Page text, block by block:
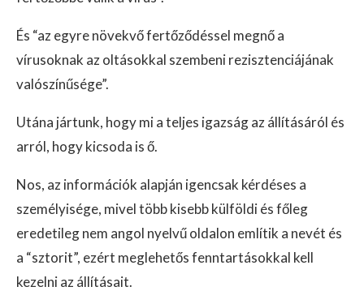
És “az egyre növekvő fertőződéssel megnő a
vírusoknak az oltásokkal szembeni rezisztenciájának
valószínűsége”.
Utána jártunk, hogy mi a teljes igazság az állításáról és
arról, hogy kicsoda is ő.
Nos, az információk alapján igencsak kérdéses a
személyisége, mivel több kisebb külföldi és főleg
eredetileg nem angol nyelvű oldalon említik a nevét és
a “sztorit”, ezért meglehetős fenntartásokkal kell
kezelni az állításait.